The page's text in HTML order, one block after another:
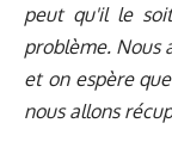
peut qu'il le
problème. Nous
et on espère
nous allons